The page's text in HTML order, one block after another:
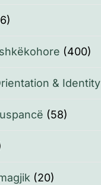
(400)
& Identity
(58)
(20)